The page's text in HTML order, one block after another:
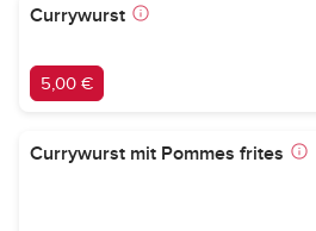
Currywurst
5,00 €
Currywurst mit Pommes frites